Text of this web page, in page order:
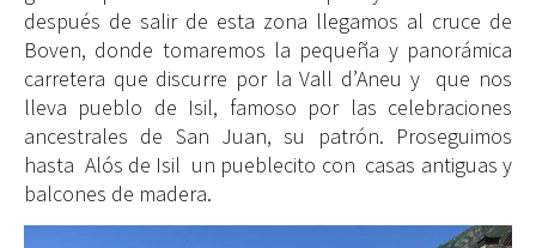
después de salir de esta zona llegamos al cruce de
Boven, donde tomaremos la pequeña y panorámica
carretera que discurre por la Vall d’Aneu y que nos
lleva pueblo de Isil, famoso por las celebraciones
ancestrales de San Juan, su patrón. Proseguimos
hasta Alós de Isil un pueblecito con casas antiguas y
balcones de madera.